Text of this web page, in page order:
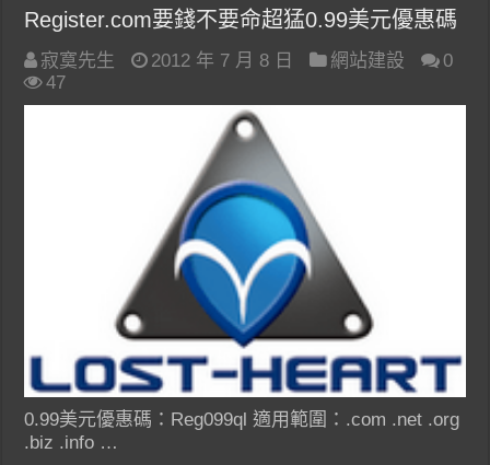
Register.com要錢不要命超猛0.99美元優惠碼
寂寞先生 2012 年 7 月 8 日 網站建設
0
47
0.99美元優惠碼：Reg099ql 適用範圍：.com .net .org
.biz .info …